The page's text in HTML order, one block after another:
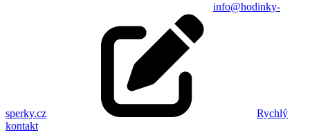
info@hodinky-
sperky.cz
Rychlý
kontakt